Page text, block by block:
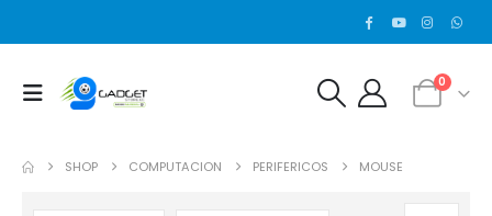
0
SHOP COMPUTACION PERIFERICOS MOUSE